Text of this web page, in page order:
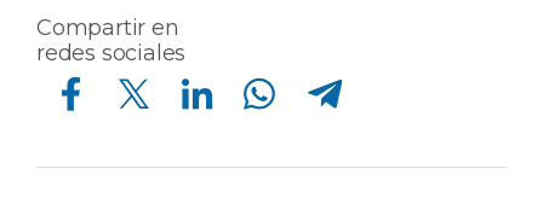
Compartir en
redes sociales
Compartir en Facebook Compartir en Twitter Compartir en Linkedin Compartir en Whatsapp Compartir en Telegram